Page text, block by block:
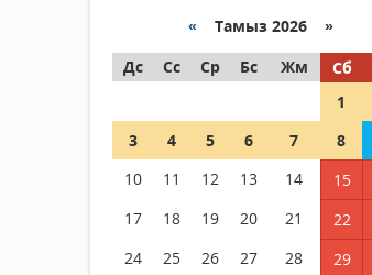
« Тамыз 2026 »
Дс
Сс Ср Бс Жм Сб
1
3
4 5 6 7 8
10
11 12 13 14 15
17
18 19 20 21 22
24
25 26 27 28 29